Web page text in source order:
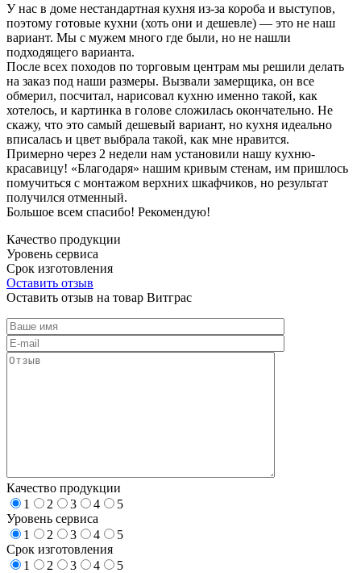
У нас в доме нестандартная кухня из-за короба и выступов,
поэтому готовые кухни (хоть они и дешевле) — это не наш
вариант. Мы с мужем много где были, но не нашли
подходящего варианта.
После всех походов по торговым центрам мы решили делать
на заказ под наши размеры. Вызвали замерщика, он все
обмерил, посчитал, нарисовал кухню именно такой, как
хотелось, и картинка в голове сложилась окончательно. Не
скажу, что это самый дешевый вариант, но кухня идеально
вписалась и цвет выбрала такой, как мне нравится.
Примерно через 2 недели нам установили нашу кухню-
красавицу! «Благодаря» нашим кривым стенам, им пришлось
помучиться с монтажом верхних шкафчиков, но результат
получился отменный.
Большое всем спасибо! Рекомендую!
Качество продукции
Уровень сервиса
Срок изготовления
Оставить отзыв
Оставить отзыв на товар Витграс
Качество продукции
1
2 3 4
5
Уровень сервиса
1
2 3 4
5
Срок изготовления
1
2 3 4
5